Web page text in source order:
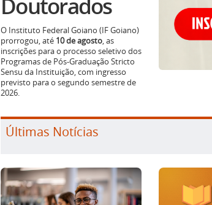
O Instituto Federal Goiano (IF Goiano)
inscrições para o processo seletivo dos
Programas de Pós-Graduação Stricto
Sensu da Instituição, com ingresso
previsto para o segundo semestre de
2026.